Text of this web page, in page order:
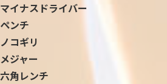
マイナスドライバー
ペンチ
ノコギリ
メジャー
六角レンチ